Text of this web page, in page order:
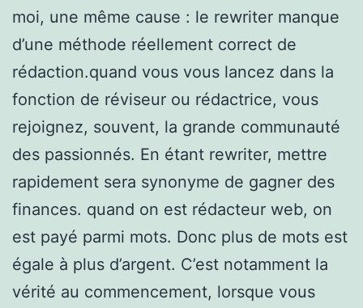
moi, une même cause : le rewriter manque
d’une méthode réellement correct de
rédaction.quand vous vous lancez dans la
fonction de réviseur ou rédactrice, vous
rejoignez, souvent, la grande communauté
des passionnés. En étant rewriter, mettre
rapidement sera synonyme de gagner des
finances. quand on est rédacteur web, on
est payé parmi mots. Donc plus de mots est
égale à plus d’argent. C’est notamment la
vérité au commencement, lorsque vous